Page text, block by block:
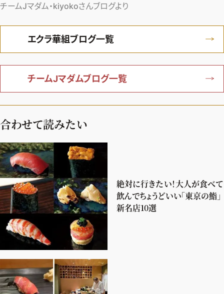
チームJマダム・kiyokoさんブログより
エクラ華組ブログ一覧
チームJマダムブログ一覧
合わせて読みたい
絶対に行きたい！大人が食べて
飲んでちょうどいい「東京の鮨」
新名店10選